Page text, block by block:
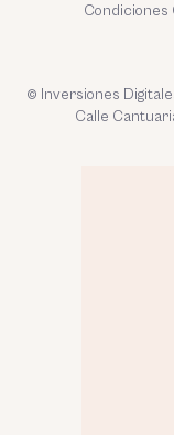
Condiciones
© Inversiones
Calle